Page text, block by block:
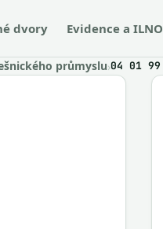
dvory Evidence a ILNO
průmyslu›04 01 99